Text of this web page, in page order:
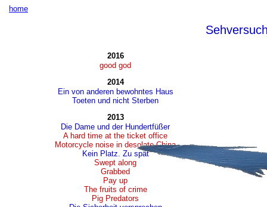
home
2016
good god
2014
Ein von anderen bewohntes Haus
Toeten und nicht Sterben
2013
Die Dame und der Hundertfüßer
A hard time at the ticket office
Motorcycle noise in desolate China
Kein Platz. Zu spät
Swept along
Grabbed
Pay up
The fruits of crime
Pig Predators